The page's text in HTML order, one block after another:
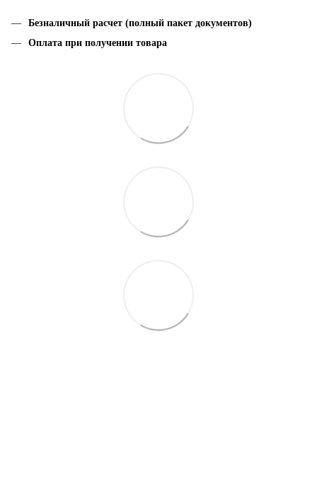
Безналичный расчет (полный пакет документов)
Оплата при получении товара